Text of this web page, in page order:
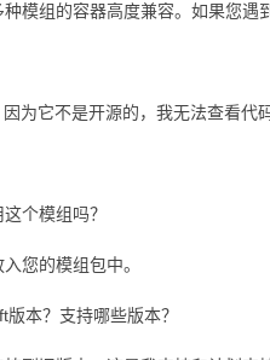
模组的容器高度兼容。如果您遇
为它不是开源的，我无法查看代
个模组吗？
您的模组包中。
本？支持哪些版本？